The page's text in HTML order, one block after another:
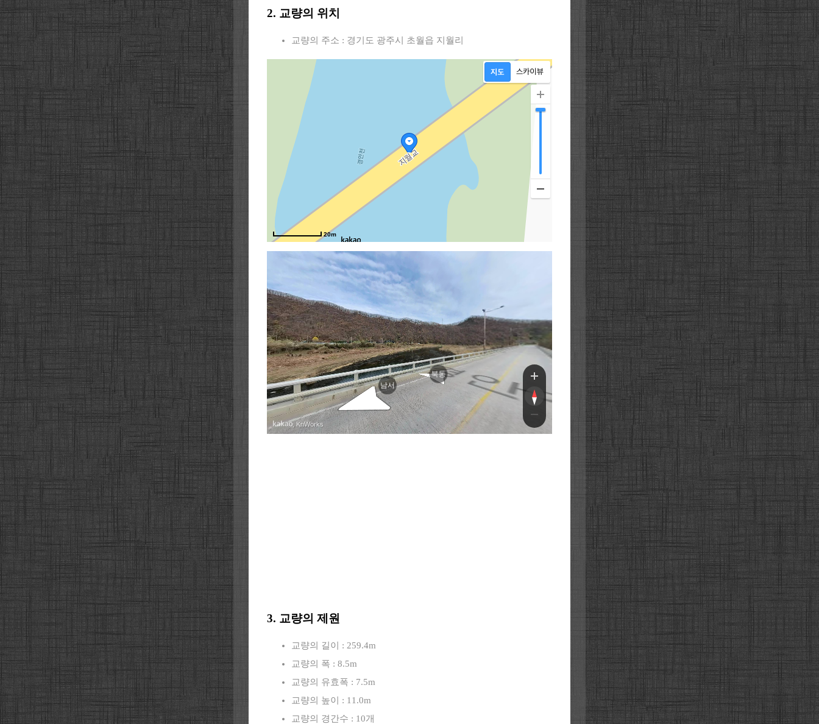
2. 교량의 위치
교량의 주소 : 경기도 광주시 초월읍 지월리
20m
남서
북동
, KnWorks
3. 교량의 제원
교량의 길이 : 259.4m
교량의 폭 : 8.5m
교량의 유효폭 : 7.5m
교량의 높이 : 11.0m
교량의 경간수 : 10개